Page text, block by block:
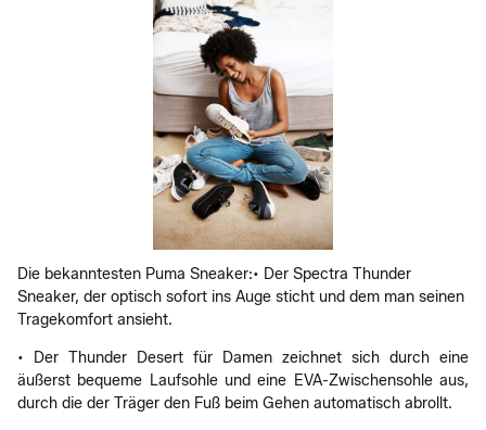
Die bekanntesten Puma Sneaker:• Der Spectra Thunder
Sneaker, der optisch sofort ins Auge sticht und dem man seinen
Tragekomfort ansieht.
• Der Thunder Desert für Damen zeichnet sich durch eine
äußerst bequeme Laufsohle und eine EVA-Zwischensohle aus,
durch die der Träger den Fuß beim Gehen automatisch abrollt.